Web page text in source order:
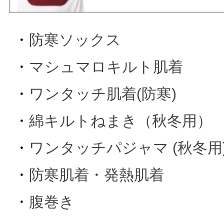
・ 防寒ソックス
・ マシュマロキルト肌着
・ ワンタッチ肌着(防寒)
・ 綿キルトねまき（秋冬用）
・ ワンタッチパジャマ (秋冬
・ 防寒肌着・発熱肌着
・ 腹巻き